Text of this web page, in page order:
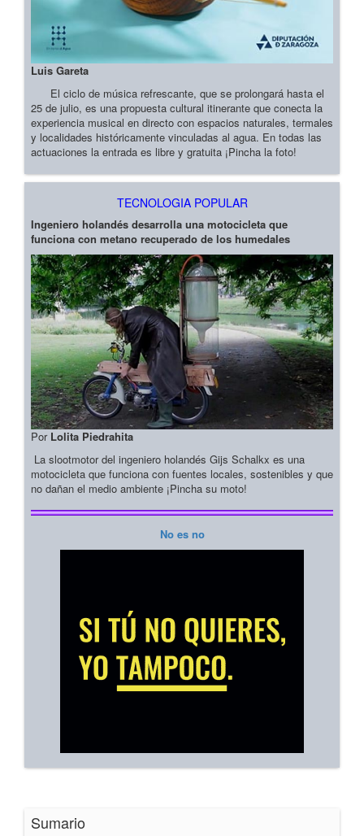
Luis Gareta
El ciclo de música refrescante, que se prolongará hasta el
25 de julio, es una propuesta cultural itinerante que conecta la
experiencia musical en directo con espacios naturales, termales
y localidades históricamente vinculadas al agua. En todas las
actuaciones la entrada es libre y gratuita ¡Pincha la foto!
TECNOLOGIA POPULAR
Ingeniero holandés desarrolla una motocicleta que
funciona con metano recuperado de los humedales
Por Lolita Piedrahita
La slootmotor del ingeniero holandés Gijs Schalkx es una
motocicleta que funciona con fuentes locales, sostenibles y que
no dañan el medio ambiente ¡Pincha su moto!
No es no
Sumario